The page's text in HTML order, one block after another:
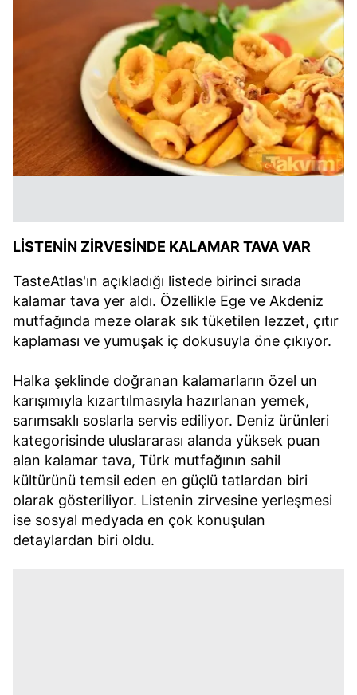
LİSTENİN ZİRVESİNDE KALAMAR TAVA VAR
TasteAtlas'ın açıkladığı listede birinci sırada
kalamar tava yer aldı. Özellikle Ege ve Akdeniz
mutfağında meze olarak sık tüketilen lezzet, çıtır
kaplaması ve yumuşak iç dokusuyla öne çıkıyor.
Halka şeklinde doğranan kalamarların özel un
karışımıyla kızartılmasıyla hazırlanan yemek,
sarımsaklı soslarla servis ediliyor. Deniz ürünleri
kategorisinde uluslararası alanda yüksek puan
alan kalamar tava, Türk mutfağının sahil
kültürünü temsil eden en güçlü tatlardan biri
olarak gösteriliyor. Listenin zirvesine yerleşmesi
ise sosyal medyada en çok konuşulan
detaylardan biri oldu.